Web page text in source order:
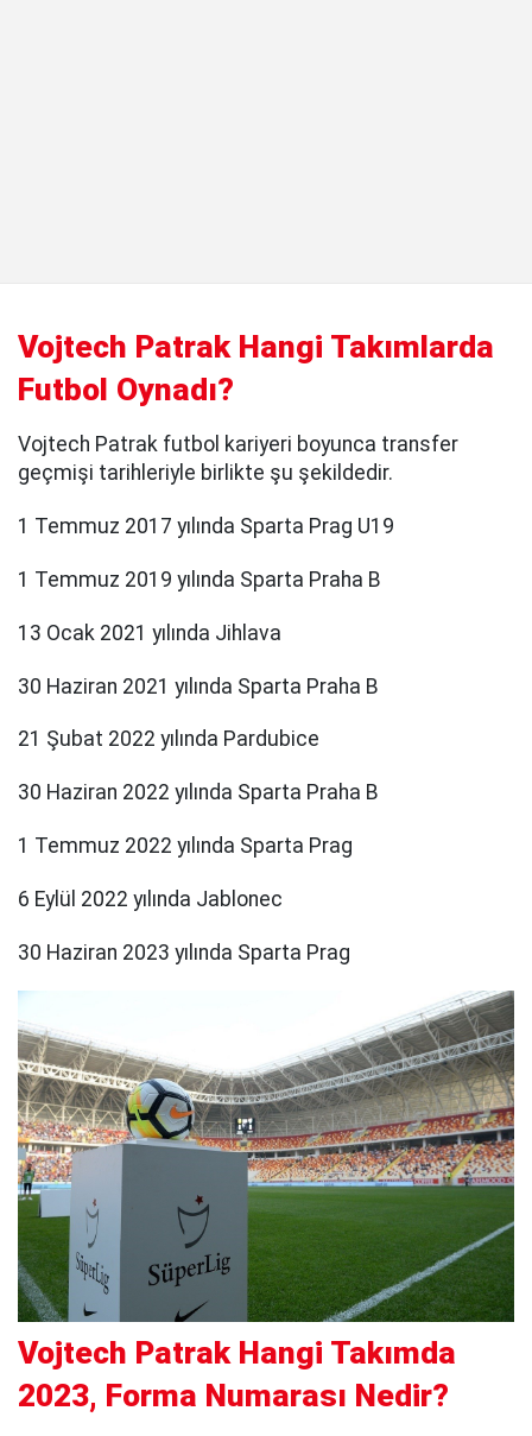
Vojtech Patrak Hangi Takımlarda
Futbol Oynadı?
Vojtech Patrak futbol kariyeri boyunca transfer
geçmişi tarihleriyle birlikte şu şekildedir.
1 Temmuz 2017 yılında Sparta Prag U19
1 Temmuz 2019 yılında Sparta Praha B
13 Ocak 2021 yılında Jihlava
30 Haziran 2021 yılında Sparta Praha B
21 Şubat 2022 yılında Pardubice
30 Haziran 2022 yılında Sparta Praha B
1 Temmuz 2022 yılında Sparta Prag
6 Eylül 2022 yılında Jablonec
30 Haziran 2023 yılında Sparta Prag
Vojtech Patrak Hangi Takımda
2023, Forma Numarası Nedir?